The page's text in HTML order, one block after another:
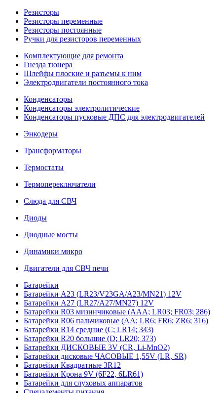
Резисторы
Резисторы переменные
Резисторы постоянные
Ручки для резисторов переменных
Комплектующие для ремонта
Гнезда тюнера
Шлейфы плоские и разъемы к ним
Электродвигатели постоянного тока
Конденсаторы
Конденсаторы электролитические
Конденсаторы пусковые ДПС для электродвигателей
Энкодеры
Трансформаторы
Термостаты
Термопереключатели
Слюда для СВЧ
Диоды
Диодные мосты
Динамики микро
Двигатели для СВЧ печи
Батарейки
Батарейки A23 (LR23/V23GA/A23/MN21) 12V
Батарейки A27 (LR27/A27/MN27) 12V
Батарейки R03 мизинчиковые (AAA; LR03; FR03; 286)
Батарейки R06 пальчиковые (AA; LR6; FR6; ZR6; 316)
Батарейки R14 средние (C; LR14; 343)
Батарейки R20 большие (D; LR20; 373)
Батарейки ДИСКОВЫЕ 3V (CR, Li-MnO2)
Батарейки дисковые ЧАСОВЫЕ 1,55V (LR, SR)
Батарейки Квадратные 3R12
Батарейки Крона 9V (6F22, 6LR61)
Батарейки для слуховых аппаратов